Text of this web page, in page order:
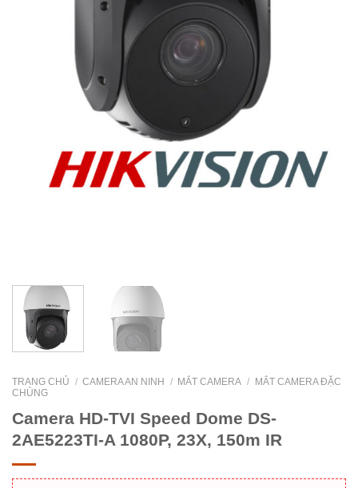
TRANG CHỦ / CAMERA AN NINH / MẮT CAMERA /
MẮT CAMERA ĐẶC
CHỦNG
Camera HD-TVI Speed Dome DS-
2AE5223TI-A 1080P, 23X, 150m IR